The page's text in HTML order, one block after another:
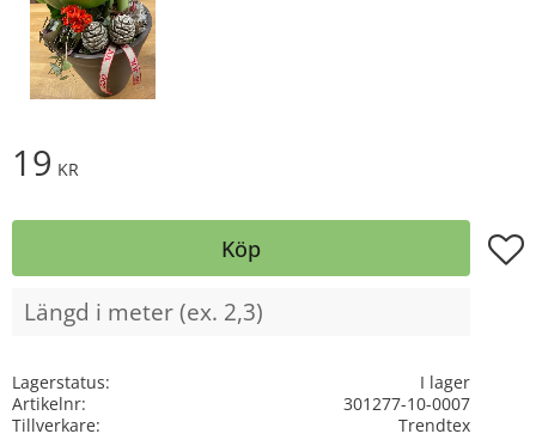
19 KR
Köp
Lagerstatus
I lager
Artikelnr
301277-10-0007
Tillverkare
Trendtex